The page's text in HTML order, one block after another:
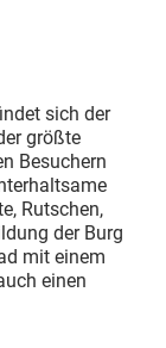
sich der
größte
Besuchern
Rutschen,
der Burg
mit einem
einen